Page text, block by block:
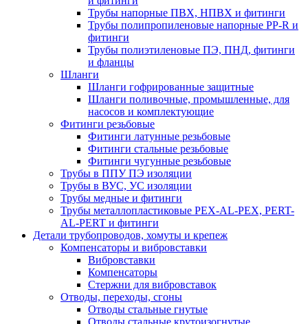
Трубы напорные ПВХ, НПВХ и фитинги
Трубы полипропиленовые напорные PP-R и
фитинги
Трубы полиэтиленовые ПЭ, ПНД, фитинги
и фланцы
Шланги
Шланги гофрированные защитные
Шланги поливочные, промышленные, для
насосов и комплектующие
Фитинги резьбовые
Фитинги латунные резьбовые
Фитинги стальные резьбовые
Фитинги чугунные резьбовые
Трубы в ППУ ПЭ изоляции
Трубы в ВУС, УС изоляции
Трубы медные и фитинги
Трубы металлопластиковые PEX-AL-PEX, PERT-
AL-PERT и фитинги
Детали трубопроводов, хомуты и крепеж
Компенсаторы и вибровставки
Вибровставки
Компенсаторы
Стержни для вибровставок
Отводы, переходы, сгоны
Отводы стальные гнутые
Отводы стальные крутоизогнутые